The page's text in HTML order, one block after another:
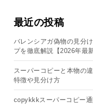
最近の投稿
バレンシアガ偽物の見分
プを徹底解説【2026年最
スーパーコピーと本物の
特徴や見分け方
copykkkスーパーコピー